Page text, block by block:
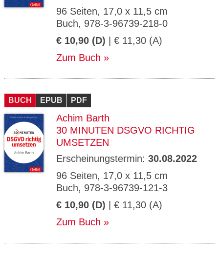
96 Seiten, 17,0 x 11,5 cm
Buch, 978-3-96739-218-0
€ 10,90 (D) | € 11,30 (A)
Zum Buch
BUCH EPUB PDF
Achim Barth
30 MINUTEN DSGVO RICHTIG
UMSETZEN
Erscheinungstermin: 30.08.2022
96 Seiten, 17,0 x 11,5 cm
Buch, 978-3-96739-121-3
€ 10,90 (D) | € 11,30 (A)
Zum Buch